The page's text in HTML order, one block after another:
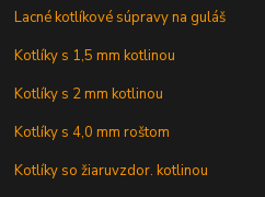
Lacné kotlíkové súpravy na guláš
Kotlíky s 1,5 mm kotlinou
Kotlíky s 2 mm kotlinou
Kotlíky s 4,0 mm roštom
Kotlíky so žiaruvzdor. kotlinou